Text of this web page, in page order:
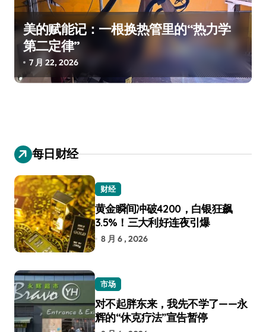
美的赋能记：一根换热管里的“热力学
第二定律”
7 月 22, 2026
每日财经
财经
黄金瞬间冲破4200，白银狂飙
3.5%！三大利好连夜引爆
8 月 6 , 2026
市场
对不起胖东来，我先不学了——永
辉的“休克疗法”宣告暂停